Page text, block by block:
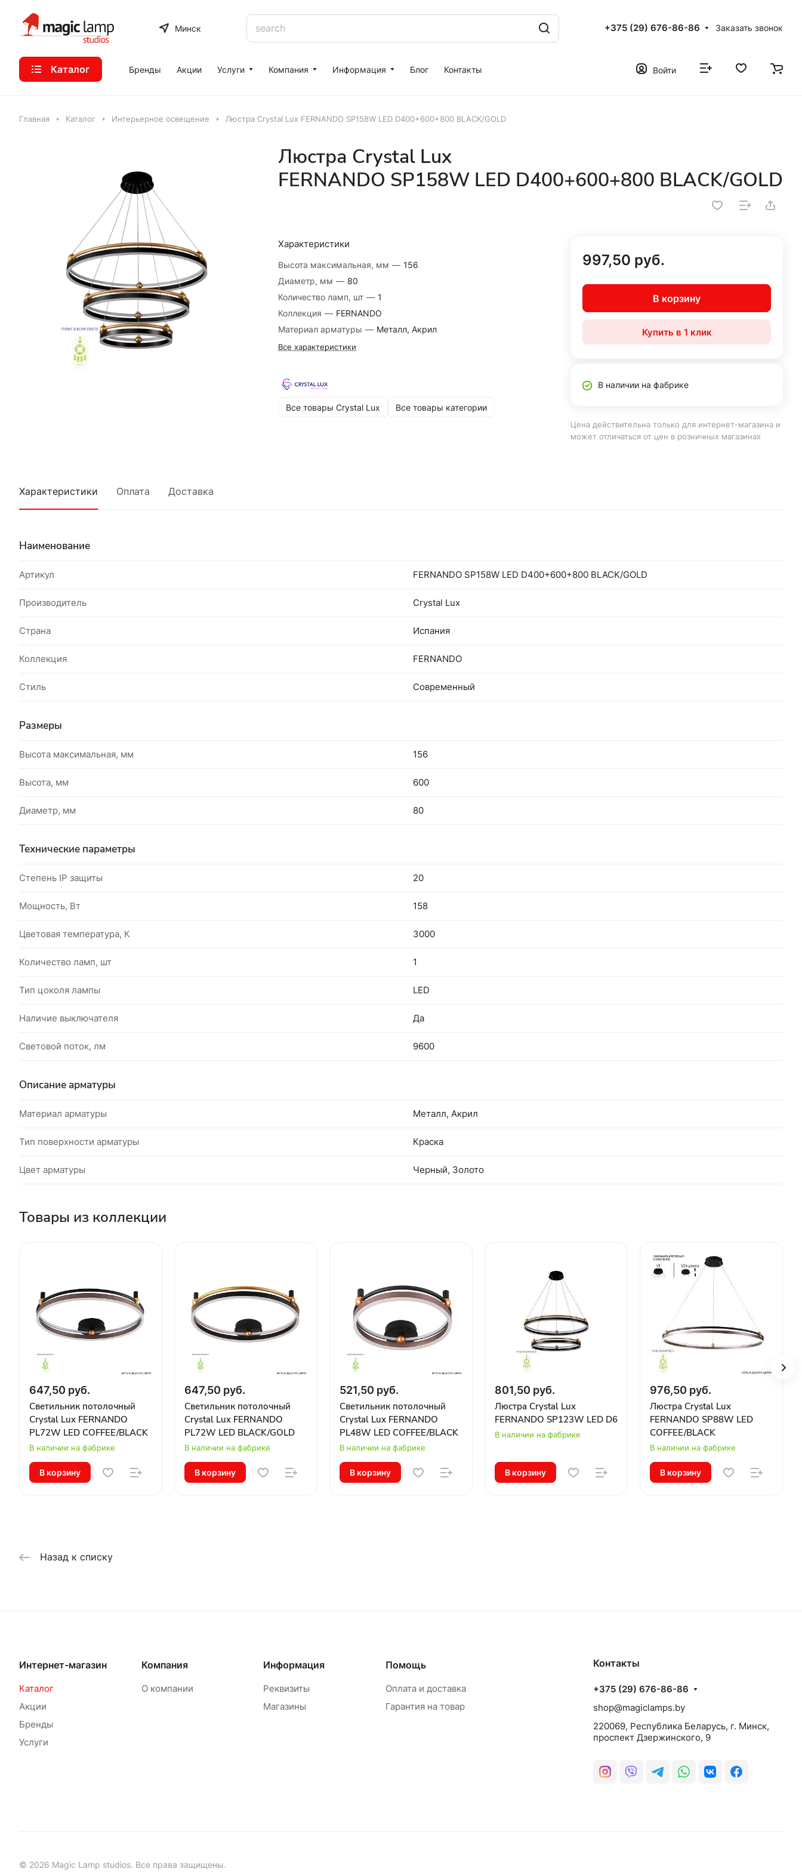
Минск +375 (29) 676-86-86 Заказать звонок
Каталог Бренды Акции Услуги Компания Информация Блог Контакты Войти
Главная Каталог Интерьерное освещение Люстра Crystal Lux FERNANDO SP158W LED D400+600+800 BLACK/GOLD
Люстра Crystal Lux
FERNANDO SP158W LED D400+600+800 BLACK/GOLD
Характеристики
Высота максимальная, мм — 156
Диаметр, мм — 80
Количество ламп, шт — 1
Коллекция — FERNANDO
Материал арматуры — Металл, Акрил
Все характеристики
Все товары Crystal Lux Все товары категории
997,50 руб.
В корзину
Купить в 1 клик
В наличии на фабрике
Цена действительна только для интернет-магазина и
может отличаться от цен в розничных магазинах
Характеристики Оплата Доставка
Наименование
Артикул FERNANDO SP158W LED D400+600+800 BLACK/GOLD
Производитель Crystal Lux
Страна Испания
Коллекция FERNANDO
Стиль Современный
Размеры
Высота максимальная, мм 156
Высота, мм 600
Диаметр, мм 80
Технические параметры
Степень IP защиты 20
Мощность, Вт 158
Цветовая температура, К 3000
Количество ламп, шт 1
Тип цоколя лампы LED
Наличие выключателя Да
Световой поток, лм 9600
Описание арматуры
Материал арматуры Металл, Акрил
Тип поверхности арматуры Краска
Цвет арматуры Черный, Золото
Товары из коллекции
647,50 руб.
Светильник потолочный
Crystal Lux FERNANDO
PL72W LED COFFEE/BLACK
В наличии на фабрике
В корзину
647,50 руб.
Светильник потолочный
Crystal Lux FERNANDO
PL72W LED BLACK/GOLD
В наличии на фабрике
В корзину
521,50 руб.
Светильник потолочный
Crystal Lux FERNANDO
PL48W LED COFFEE/BLACK
В наличии на фабрике
В корзину
801,50 руб.
Люстра Crystal Lux
FERNANDO SP123W LED D600+800 BLACK/GOLD
В наличии на фабрике
В корзину
976,50 руб.
Люстра Crystal Lux
FERNANDO SP88W LED
COFFEE/BLACK
В наличии на фабрике
В корзину
Назад к списку
Интернет-магазин
Каталог
Акции
Бренды
Услуги
Компания
О компании
Информация
Реквизиты
Магазины
Помощь
Оплата и доставка
Гарантия на товар
Контакты
+375 (29) 676-86-86
shop@magiclamps.by
220069, Республика Беларусь, г. Минск,
проспект Дзержинского, 9
© 2026 Magic Lamp studios. Все права защищены.